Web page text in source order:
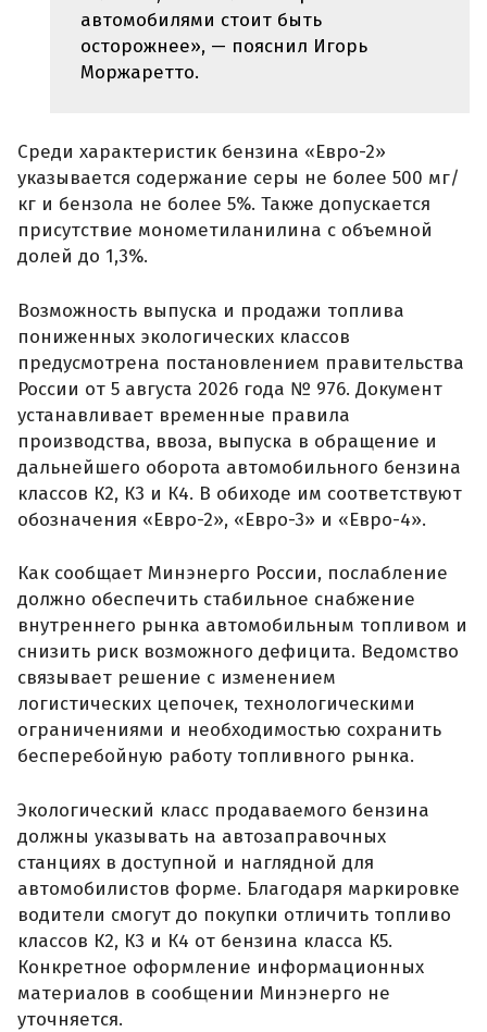
автомобилями стоит быть
осторожнее», — пояснил Игорь
Моржаретто.
Среди характеристик бензина «Евро-2»
указывается содержание серы не более 500 мг/
кг и бензола не более 5%. Также допускается
присутствие монометиланилина с объемной
долей до 1,3%.
Возможность выпуска и продажи топлива
пониженных экологических классов
предусмотрена постановлением правительства
России от 5 августа 2026 года № 976. Документ
устанавливает временные правила
производства, ввоза, выпуска в обращение и
дальнейшего оборота автомобильного бензина
классов К2, К3 и К4. В обиходе им соответствуют
обозначения «Евро-2», «Евро-3» и «Евро-4».
Как сообщает Минэнерго России, послабление
должно обеспечить стабильное снабжение
внутреннего рынка автомобильным топливом и
снизить риск возможного дефицита. Ведомство
связывает решение с изменением
логистических цепочек, технологическими
ограничениями и необходимостью сохранить
бесперебойную работу топливного рынка.
Экологический класс продаваемого бензина
должны указывать на автозаправочных
станциях в доступной и наглядной для
автомобилистов форме. Благодаря маркировке
водители смогут до покупки отличить топливо
классов К2, К3 и К4 от бензина класса К5.
Конкретное оформление информационных
материалов в сообщении Минэнерго не
уточняется.